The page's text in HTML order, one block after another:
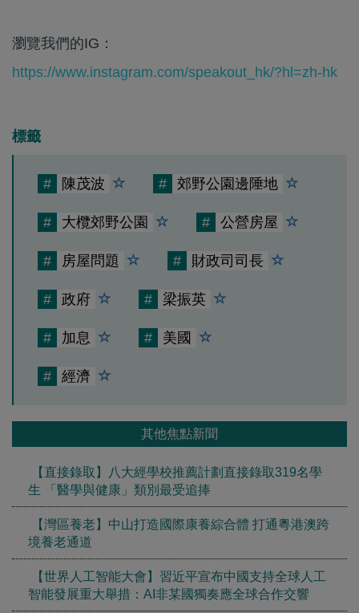
瀏覽我們的IG：
https://www.instagram.com/speakout_hk/?hl=zh-hk
標籤
# 陳茂波 # 郊野公園邊陲地
# 大欖郊野公園 # 公營房屋
# 房屋問題 # 財政司司長
# 政府 # 梁振英
# 加息 # 美國
# 經濟
其他焦點新聞
【直接錄取】八大經學校推薦計劃直接錄取319名學
生 「醫學與健康」類別最受追捧
【灣區養老】中山打造國際康養綜合體 打通粵港澳跨
境養老通道
【世界人工智能大會】習近平宣布中國支持全球人工
智能發展重大舉措：AI非某國獨奏應全球合作交響